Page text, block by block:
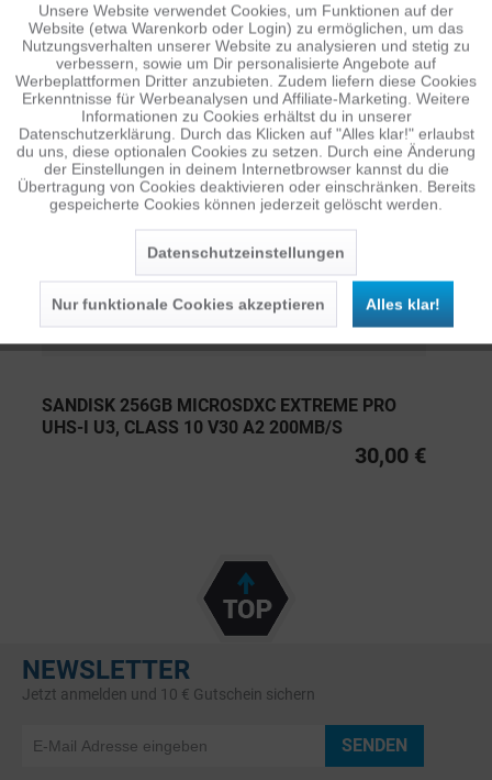
ÄHNLICHE ARTIKEL
Diese Artikel sind dem Produkt ähnlich ...mehr
Persönliche Empfehlungen
SANDISK 256GB MICROSDXC EXTREME PRO
UHS-I U3, CLASS 10 V30 A2 200MB/S
30,00 €
NEWSLETTER
Jetzt anmelden und 10 € Gutschein sichern
SENDEN
Funktionale Aktiv
Tracking Inaktiv
Personalisierung Inaktiv
Service Inaktiv
Unsere Website verwendet Cookies, um Funktionen auf der
Website (etwa Warenkorb oder Login) zu ermöglichen, um das
Nutzungsverhalten unserer Website zu analysieren und stetig zu
verbessern, sowie um Dir personalisierte Angebote auf
Werbeplattformen Dritter anzubieten. Zudem liefern diese Cookies
Erkenntnisse für Werbeanalysen und Affiliate-Marketing. Weitere
Informationen zu Cookies erhältst du in unserer
Datenschutzerklärung. Durch das Klicken auf "Alles klar!" erlaubst
du uns, diese optionalen Cookies zu setzen. Durch eine Änderung
der Einstellungen in deinem Internetbrowser kannst du die
Übertragung von Cookies deaktivieren oder einschränken. Bereits
gespeicherte Cookies können jederzeit gelöscht werden.
Datenschutzeinstellungen
Nur funktionale Cookies akzeptieren Alles klar!